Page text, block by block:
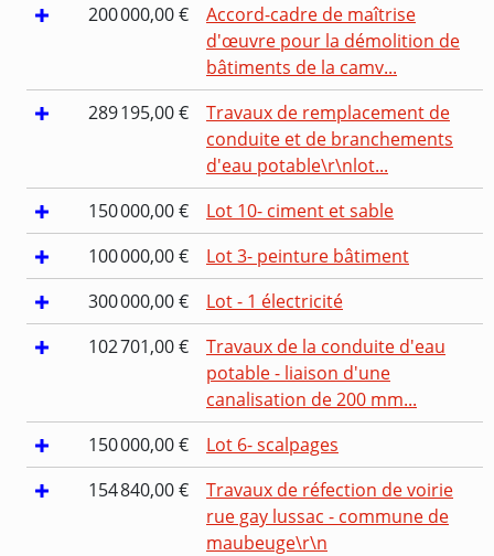
200 000,00 €
Accord-cadre de maîtrise
d'œuvre pour la démolition de
bâtiments de la camv...
289 195,00 €
Travaux de remplacement de
conduite et de branchements
d'eau potable\r\nlot...
150 000,00 €
Lot 10- ciment et sable
100 000,00 €
Lot 3- peinture bâtiment
300 000,00 €
Lot - 1 électricité
102 701,00 €
Travaux de la conduite d'eau
potable - liaison d'une
canalisation de 200 mm...
150 000,00 €
Lot 6- scalpages
154 840,00 €
Travaux de réfection de voirie
rue gay lussac - commune de
maubeuge\r\n